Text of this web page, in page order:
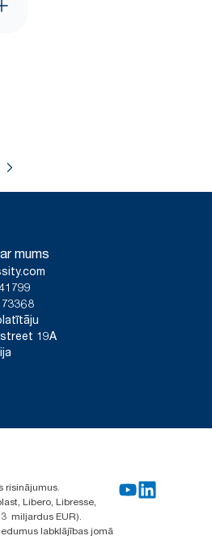
mums
19A
risinājumus.
Libero, Libresse,
miljardus EUR).
labklājības jomā